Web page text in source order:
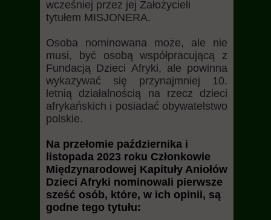
wcześniej przez jej Założycieli
tytułem MISJONERA.
Osoba nominowana może, ale nie
musi, być osobą współpracującą z
Fundacją Dzieci Afryki, ale powinna
wykazywać się przynajmniej 10.
letnią działalnością na rzecz dzieci
afrykańskich i posiadać obywatelstwo
polskie.
Na przełomie października i
listopada 2023 roku Członkowie
Międzynarodowej Kapituły Aniołów
Dzieci Afryki nominowali pierwsze
sześć osób, które, w ich opinii, są
godne tego tytułu: